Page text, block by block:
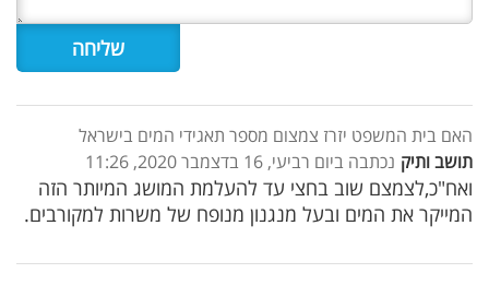
האם בית המשפט יזרז צמצום מספר תאגידי המים בישראל
תושב ותיק נכתבה ביום רביעי, 16 בדצמבר 2020, 11:26
ואח"כ,לצמצם שוב בחצי עד להעלמת המושג המיותר הזה
המייקר את המים ובעל מנגנון מנופח של משרות למקורבים.